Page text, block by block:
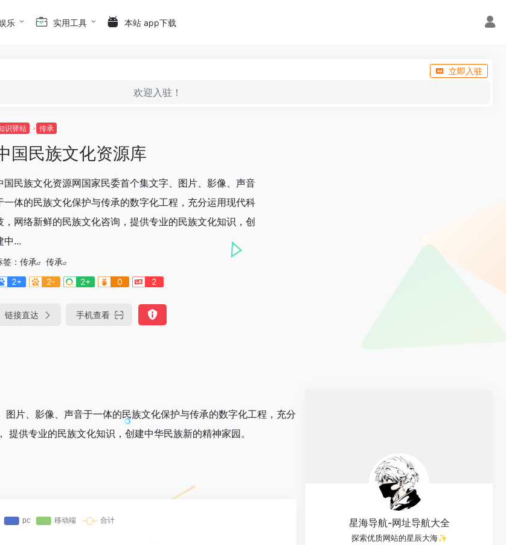
乐 实用工具 本站 app下载
立即入驻
欢迎入驻！
识驿站 传承
国民族文化资源库
国民族文化资源网国家民委首个集文字、图片、影像、声音
一体的民族文化保护与传承的数字化工程，充分运用现代科
，网络新鲜的民族文化咨询，提供专业的民族文化知识，创
中...
签： 传承
传承
2+
2- 2+ 0 2
链接直达 手机查看
片、影像、声音于一体的民族文化保护与传承的数字化工程，充分
供专业的民族文化知识，创建中华民族新的精神家园。
星海导航-网址导航大全
探索优质网站的星辰大海✨